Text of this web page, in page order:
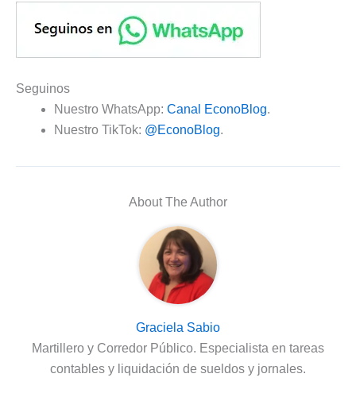
Seguinos
Nuestro WhatsApp: Canal EconoBlog.
Nuestro TikTok: @EconoBlog.
About The Author
Graciela Sabio
Martillero y Corredor Público. Especialista en tareas
contables y liquidación de sueldos y jornales.